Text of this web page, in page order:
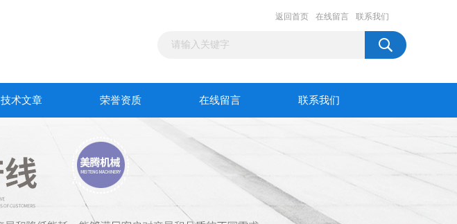
返回首页 在线留言 联系我们
技术文章 荣誉资质 在线留言 联系我们